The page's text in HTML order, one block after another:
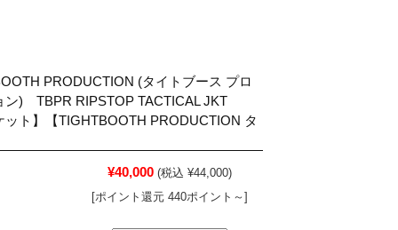
PRODUCTION (タイトブース プロ
ン) TBPR RIPSTOP TACTICAL JKT
ット】【TIGHTBOOTH PRODUCTION タ
¥40,000 (税込 ¥44,000)
[ポイント還元 440ポイント～]